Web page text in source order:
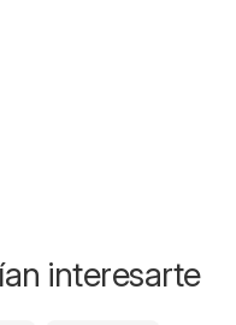
interesarte